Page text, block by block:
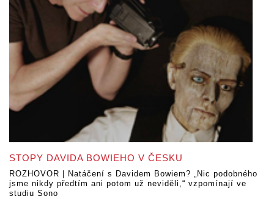
STOPY DAVIDA BOWIEHO V ČESKU
ROZHOVOR | Natáčení s Davidem Bowiem? „Nic podobného
jsme nikdy předtím ani potom už neviděli,“ vzpomínají ve
studiu Sono